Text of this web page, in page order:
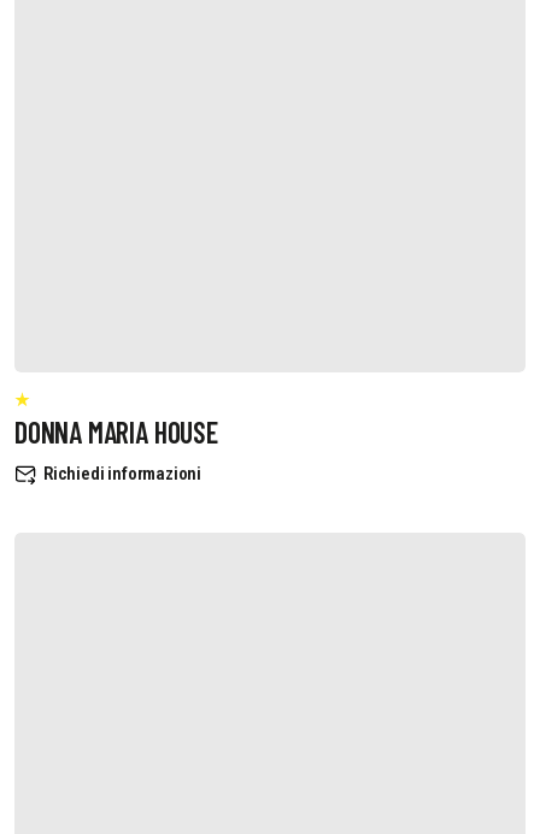
DONNA MARIA HOUSE
Richiedi informazioni